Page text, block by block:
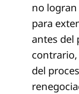
no
para
antes del
del